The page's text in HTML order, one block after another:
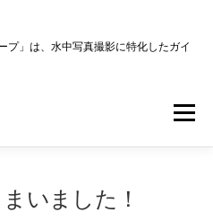
プ」は、水中写真撮影に特化したガイ
メニュー
いました！